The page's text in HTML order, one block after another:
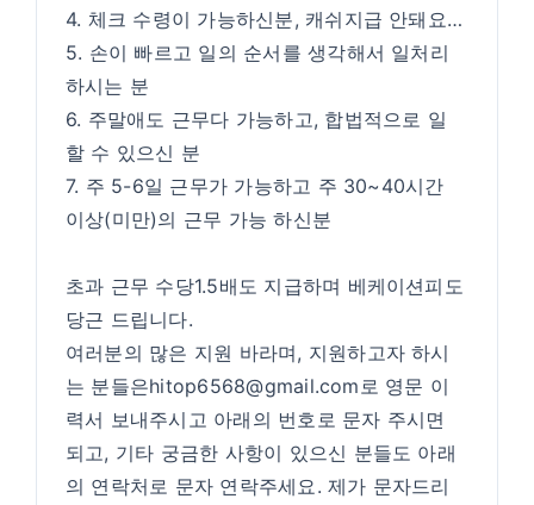
4. 체크 수령이 가능하신분, 캐쉬지급 안돼요…
5. 손이 빠르고 일의 순서를 생각해서 일처리
하시는 분
6. 주말애도 근무다 가능하고, 합법적으로 일
할 수 있으신 분
7. 주 5-6일 근무가 가능하고 주 30~40시간
이상(미만)의 근무 가능 하신분
초과 근무 수당1.5배도 지급하며 베케이션피도
당근 드립니다.
여러분의 많은 지원 바라며, 지원하고자 하시
는 분들은hitop6568@gmail.com로 영문 이
력서 보내주시고 아래의 번호로 문자 주시면
되고, 기타 궁금한 사항이 있으신 분들도 아래
의 연락처로 문자 연락주세요. 제가 문자드리